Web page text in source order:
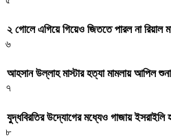
২ গোলে এগিয়ে গিয়েও জিততে পারল না রিয়াল
৬
আহসান উল্লাহ মাস্টার হত্যা মামলায় আপিল
৭
যুদ্ধবিরতির উদ্যোগের মধ্যেও গাজায় ইসরাইলি
৮